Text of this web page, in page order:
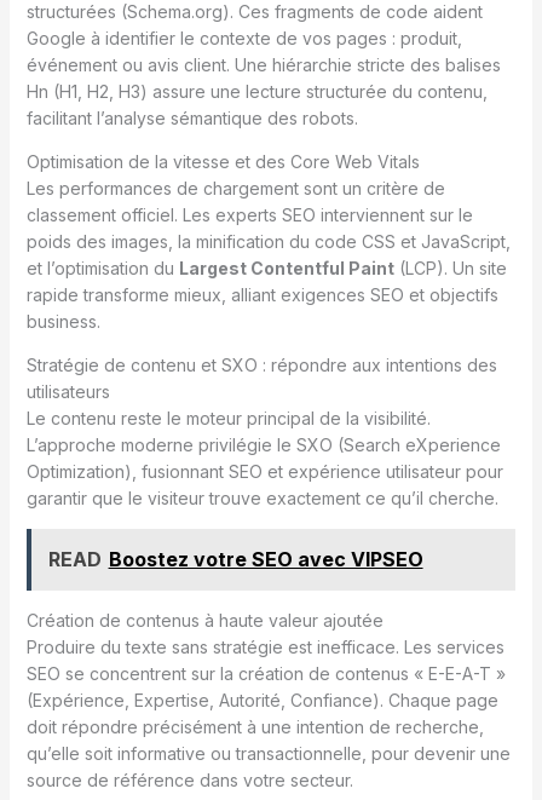
structurées (Schema.org). Ces fragments de code aident
Google à identifier le contexte de vos pages : produit,
événement ou avis client. Une hiérarchie stricte des balises
Hn (H1, H2, H3) assure une lecture structurée du contenu,
facilitant l’analyse sémantique des robots.
Optimisation de la vitesse et des Core Web Vitals
Les performances de chargement sont un critère de
classement officiel. Les experts SEO interviennent sur le
poids des images, la minification du code CSS et JavaScript,
et l’optimisation du Largest Contentful Paint(LCP). Un site
rapide transforme mieux, alliant exigences SEO et objectifs
business.
Stratégie de contenu et SXO : répondre aux intentions des
utilisateurs
Le contenu reste le moteur principal de la visibilité.
L’approche moderne privilégie le SXO (Search eXperience
Optimization), fusionnant SEO et expérience utilisateur pour
garantir que le visiteur trouve exactement ce qu’il cherche.
READ Boostez votre SEO avec VIPSEO
Création de contenus à haute valeur ajoutée
Produire du texte sans stratégie est inefficace. Les services
SEO se concentrent sur la création de contenus « E-E-A-T »
(Expérience, Expertise, Autorité, Confiance). Chaque page
doit répondre précisément à une intention de recherche,
qu’elle soit informative ou transactionnelle, pour devenir une
source de référence dans votre secteur.